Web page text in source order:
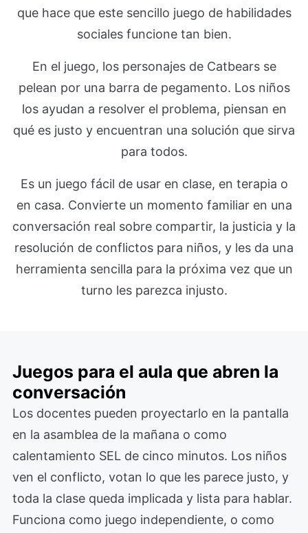
que hace que este sencillo juego de habilidades
sociales funcione tan bien.
En el juego, los personajes de Catbears se
pelean por una barra de pegamento. Los niños
los ayudan a resolver el problema, piensan en
qué es justo y encuentran una solución que sirva
para todos.
Es un juego fácil de usar en clase, en terapia o
en casa. Convierte un momento familiar en una
conversación real sobre compartir, la justicia y la
resolución de conflictos para niños, y les da una
herramienta sencilla para la próxima vez que un
turno les parezca injusto.
Juegos para el aula que abren la
conversación
Los docentes pueden proyectarlo en la pantalla
en la asamblea de la mañana o como
calentamiento SEL de cinco minutos. Los niños
ven el conflicto, votan lo que les parece justo, y
toda la clase queda implicada y lista para hablar.
Funciona como juego independiente, o como